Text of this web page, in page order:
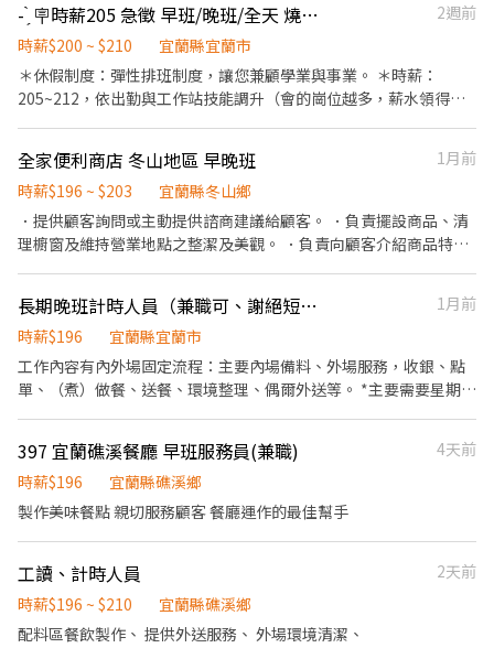
外場夥伴合作，提供順暢的用餐體驗 ⸻ 調酒師（起薪 $250
起） * 茶酒、調酒及茶飲製作，維持飲品品質與出杯效率 * 提供顧
存管理及開店、打烊作業 * 吧台環境、器具清潔與日常維護 * 協助
新品研發與品牌活動執行 ⸻ 【工作環境】 西江水坊是一間以台
灣茶文化為核心的茶室餐酒館。 不同於一般酒吧的熱鬧喧囂，我們
希望打造一個安靜、復古、自在的空間，讓每一位來到這裡的人，
刻時光。 店內採 「禁止搭訕」 原則，來店客人大多尊重彼此的界
線，也認同我們所營造的文化與氛圍。 我們相信，好的服務不是過
度打擾，而是在適當的時候，給予最舒服的陪伴。 ⸻ 【我們期
待這樣的你】 如果你符合以下特質，相信會很適合加入我們： * 具
餐飲相關工作經驗 * 愛乾淨、做事細心 * 主動學習、具責任感 * 具
產品研發或風味設計能力 * 願意學習茶葉、咖啡或酒類知識 * 具基
本攝影或短影音拍攝能力 比起經驗，我們更重視你的態度與學習意
願。 ⸻ 【加入前，想請你先了解】 餐飲工作需要長時間站立，
也需要與不同的客人互動。 如果你不適合久站、害怕與人交流、缺
工作，而是一個願意一起學習、一起成長的團隊，我們很期待認識
你。
時薪(能力、配合度、責任心、內外兩棲） ——全勤高時薪是為了鼓
勵守時負責的您！做越久，領越多！！ ＊無經驗可，歡迎熱忱有活
力的您！省錢存錢的好所在！ ＊工作內容：接待、服務客人、介紹
餐點、餐廳運營、甜點製作、環境整潔。 ＊夥伴福利：供餐、員工
「讓有夢的人實踐夢想．讓無夢的人找尋方向」 宜蘭萬室餐飲 極力
找尋有夢想的人 加入我們的圓夢大家庭 五大企業文化 1.環境要形象
2.服務要款待 3.做人要自省 4.做事要利他 5.夢想要實踐
- ̗̀ 🪧時薪205 急徵 早班/晚班/全天 燒肉吉室 外場或內場PT
2週前
時薪$200 ~ $210
宜蘭縣宜蘭市
＊休假制度：彈性排班制度，讓您兼顧學業與事業。 ＊時薪：
205~212，依出勤與工作站技能調升（會的崗位越多，薪水領得越
時薪(能力、配合度、責任心、內外兩棲） ——全勤高時薪是為了鼓
勵守時負責的您！做越久，領越多！！ ＊無經驗可，歡迎熱忱有活
力的您！省錢存錢的好所在！ ＊工作內容：接待、服務客人、介紹
餐點、餐廳運營、甜點製作、環境整潔。 ＊夥伴福利：供餐、員工
『企業經營理念』 「讓有夢的人實踐夢想．讓無夢的人找尋方向」
宜蘭萬室餐飲 極力找尋有夢想的人 加入我們的圓夢大家庭 五大企業
要實踐
全家便利商店 冬山地區 早晚班
1月前
時薪$196 ~ $203
宜蘭縣冬山鄉
．提供顧客詢問或主動提供諮商建議給顧客。 ．負責擺設商品、清
理櫥窗及維持營業地點之整潔及美觀。 ．負責向顧客介紹商品特
束營業前，統計銷售情形、盤點貨品存量及撰寫當日業務報表。
長期晚班計時人員（兼職可、謝絕短期工讀）
1月前
時薪$196
宜蘭縣宜蘭市
工作內容有內外場固定流程：主要內場備料、外場服務，收銀、點
單、（煮）做餐、送餐、環境整理、偶爾外送等。 *主要需要星期一
整。 想要多賺一些收入是非常歡迎的😊） ***需長期配合（一年以
上）*** ***需長期配合（一年以上）*** ***需長期配合（一年以
上）*** ✅排班彈性不囉嗦 ✅環境單純同事好相處 ✅工作內容簡單好
397 宜蘭礁溪餐廳 早班服務員(兼職)
4天前
時薪$196
宜蘭縣礁溪鄉
製作美味餐點 親切服務顧客 餐廳運作的最佳幫手
工讀、計時人員
2天前
時薪$196 ~ $210
宜蘭縣礁溪鄉
配料區餐飲製作、 提供外送服務、 外場環境清潔、